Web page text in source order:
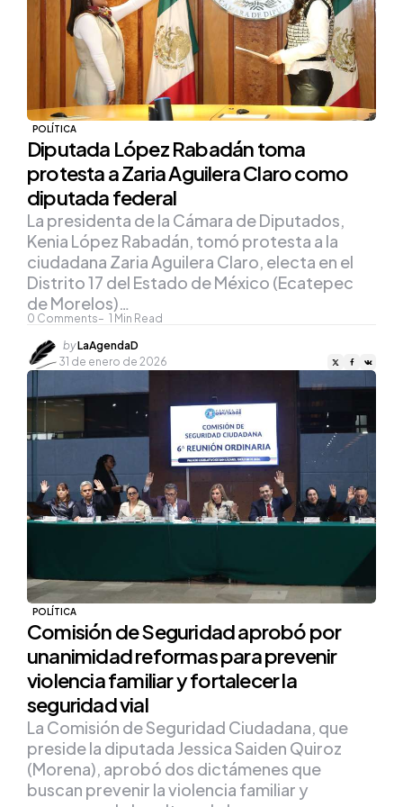
POLÍTICA
Diputada López Rabadán toma
protesta a Zaria Aguilera Claro como
diputada federal
0 Comments 1 Min Read
La presidenta de la Cámara de Diputados,
Kenia López Rabadán, tomó protesta a la
ciudadana Zaria Aguilera Claro, electa en el
Distrito 17 del Estado de México (Ecatepec
de Morelos)…
Posted
by
byLaAgendaD
31 de enero de 2026
POLÍTICA
Comisión de Seguridad aprobó por
unanimidad reformas para prevenir
violencia familiar y fortalecer la
seguridad vial
La Comisión de Seguridad Ciudadana, que
preside la diputada Jessica Saiden Quiroz
(Morena), aprobó dos dictámenes que
buscan prevenir la violencia familiar y